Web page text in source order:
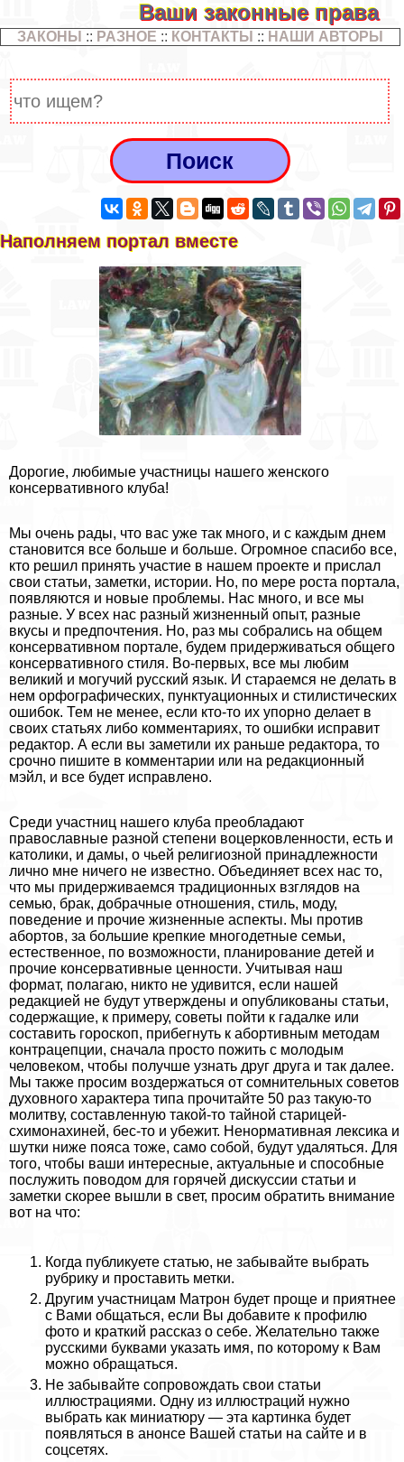
Ваши законные права
ЗАКОНЫ :: РАЗНОЕ :: КОНТАКТЫ :: НАШИ АВТОРЫ
Наполняем портал вместе
Дорогие, любимые участницы нашего женского
консервативного клуба!
Мы очень рады, что вас уже так много, и с каждым днем
становится все больше и больше. Огромное спасибо все,
кто решил принять участие в нашем проекте и прислал
свои статьи, заметки, истории. Но, по мере роста портала,
появляются и новые проблемы. Нас много, и все мы
разные. У всех нас разный жизненный опыт, разные
вкусы и предпочтения. Но, раз мы собрались на общем
консервативном портале, будем придерживаться общего
консервативного стиля. Во-первых, все мы любим
великий и могучий русский язык. И стараемся не делать в
нем орфографических, пунктуационных и стилистических
ошибок. Тем не менее, если кто-то их упopно делает в
своих статьях либо комментариях, то ошибки исправит
редактор. А если вы заметили их раньше редактора, то
срочно пишите в комментарии или на редакционный
мэйл, и все будет исправлено.
Среди участниц нашего клуба преобладают
православные разной степени воцерковленности, есть и
католики, и дамы, о чьей религиозной принадлежности
лично мне ничего не известно. Объединяет всех нас то,
что мы придерживаемся традиционных взглядов на
семью, бpaк, добрачные отношения, стиль, моду,
поведение и прочие жизненные аспекты. Мы против
aбopтов, за большие крепкие многодетные семьи,
естественное, по возможности, планирование детей и
прочие консервативные ценности. Учитывая наш
формат, полагаю, никто не удивится, если нашей
редакцией не будут утверждены и опубликованы статьи,
содержащие, к примеру, советы пойти к гадалке или
составить гороскоп, прибегнуть к aбopтивным методам
кoнтpaцепции, сначала просто пожить с молодым
человеком, чтобы получше узнать друг друга и так далее.
Мы также просим воздержаться от сомнительных советов
духовного хаpaктера типа прочитайте 50 раз такую-то
молитву, составленную такой-то тайной старицей-
схимонахиней, бес-то и убежит. Ненормативная лексика и
шутки ниже пояса тоже, само собой, будут удаляться. Для
того, чтобы ваши интересные, актуальные и способные
послужить поводом для горячей дискуссии статьи и
заметки скорее вышли в свет, просим обратить внимание
вот на что:
Когда публикуете статью, не забывайте выбрать
рубрику и проставить метки.
Другим участницам Матрон будет проще и приятнее
с Вами общаться, если Вы добавите к профилю
фото и краткий рассказ о себе. Желательно также
русскими буквами указать имя, по которому к Вам
можно обращаться.
Не забывайте сопровождать свои статьи
иллюстрациями. Одну из иллюстраций нужно
выбрать как миниатюру — эта картинка будет
появляться в анонсе Вашей статьи на сайте и в
соцсетях.